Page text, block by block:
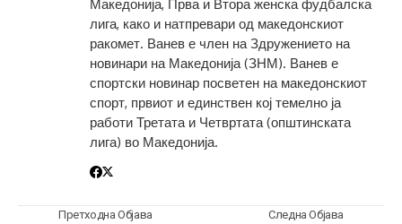
Македонија, Прва и Втора женска фудбалска
лига, како и натпревари од македонскиот
ракомет. Ванев е член на Здружението на
новинари на Македонија (ЗНМ). Ванев е
спортски новинар посветен на македонскиот
спорт, првиот и единствен кој темелно ја
работи Третата и Четвртата (општинската
лига) во Македонија.
Претходна Објава Следна Објава